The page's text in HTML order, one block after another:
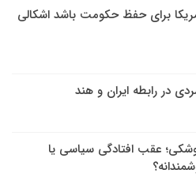
براى حفظ حکومت باشد اشکالى
در رابطه ایران و هند
عقب افتادگى سياسى يا